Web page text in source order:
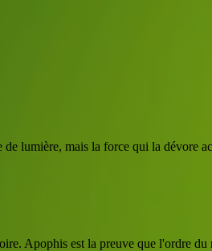
lumière, mais la force qui la dévore
Apophis est la preuve que l'ordre